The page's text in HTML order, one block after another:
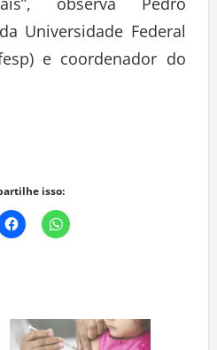
observa Pedro
Universidade Federal
e coordenador do
isso: